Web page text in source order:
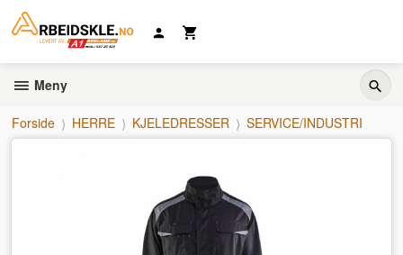
innholdet
Meny
Forside HERRE KJELEDRESSER SERVICE/INDUSTRI